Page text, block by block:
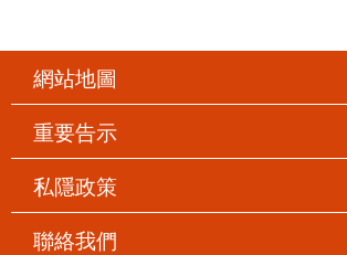
網站地圖
重要告示
私隱政策
聯絡我們